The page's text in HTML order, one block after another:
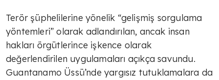
Terör şüphelilerine yönelik “gelişmiş sorgulama
yöntemleri” olarak adlandırılan, ancak insan
hakları örgütlerince işkence olarak
değerlendirilen uygulamaları açıkça savundu.
Guantanamo Üssü’nde yargısız tutuklamalara da